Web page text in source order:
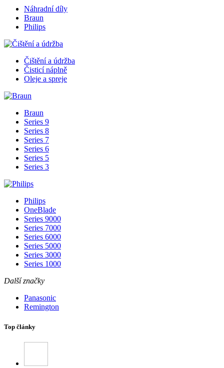
Náhradní díly
Braun
Philips
Čištění a údržba
Čisticí náplně
Oleje a spreje
Braun
Series 9
Series 8
Series 7
Series 6
Series 5
Series 3
Philips
OneBlade
Series 9000
Series 7000
Series 6000
Series 5000
Series 3000
Series 1000
Další značky
Panasonic
Remington
Top články